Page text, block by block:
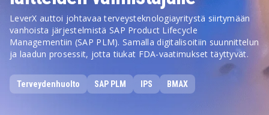
LeverX auttoi johtavaa terveysteknologiayritystä siirtymään
vanhoista järjestelmistä SAP Product Lifecycle
Managementiin (SAP PLM). Samalla digitalisoitiin suunnittelun
ja laadun prosessit, jotta tiukat FDA-vaatimukset täyttyvät.
Terveydenhuolto SAP PLM IPS BMAX